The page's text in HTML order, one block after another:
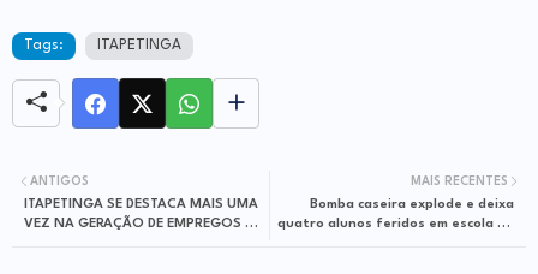
Tags: ITAPETINGA
MAIS RECENTES
Bomba caseira explode e deixa
quatro alunos feridos em escola no
ANTIGOS
ITAPETINGA SE DESTACA MAIS UMA
VEZ NA GERAÇÃO DE EMPREGOS E